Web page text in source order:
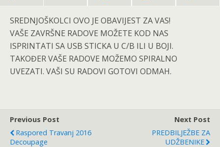
SREDNJOŠKOLCI OVO JE OBAVIJEST ZA VAS!
VAŠE ZAVRŠNE RADOVE MOŽETE KOD NAS
ISPRINTATI SA USB STICKA U C/B ILI U BOJI.
TAKOĐER VAŠE RADOVE MOŽEMO SPIRALNO
UVEZATI. VAŠI SU RADOVI GOTOVI ODMAH.
Previous Post
Raspored Travanj 2016
Decoupage
Next Post
PREDBILJEŽBE ZA
UDŽBENIKE